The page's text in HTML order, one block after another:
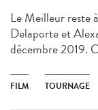
Le Meilleur reste
Delaporte et
décembre 2019.
FILM TOURNAGE